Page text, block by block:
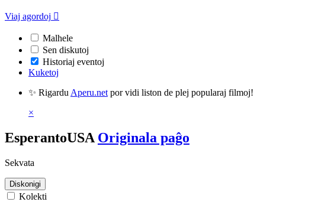
Viaj agordoj 
Malhele
Sen diskutoj
Historiaj eventoj
Kuketoj
✨ Rigardu Aperu.net por vidi liston de plej popularaj filmoj!
×
EsperantoUSA Originala paĝo
Sekvata
Diskonigi
Kolekti